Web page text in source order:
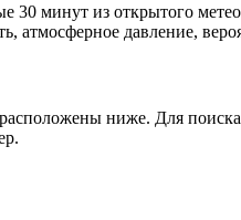
минут из открытого
атмосферное давление,
ниже. Для